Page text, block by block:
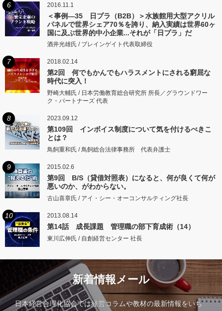
6 2016.11.1
＜事例―35 日プラ（B2B）＞水族館用大型アクリル
パネルで世界シェア70％を誇り、納入実績は世界60ヶ
国に及ぶ世界的中小企業...それが「日プラ」だ
酒井光雄氏 / ブレインゲイト代表取締役
7 2018.02.14
第2回 何でもかんでもハラスメントにされる窮屈な
時代に突入！
野崎大輔氏 / 日本労働教育総合研究所 所長／グラウンドワー
ク・パートナーズ 代表
8 2023.09.12
第109回 インボイス制度について気を付けるべきこ
とは？
鳥飼重和氏 / 鳥飼総合法律事務所 代表弁護士
9 2015.02.6
第9回 B/S（貸借対照表）になると、何が良くて何が
悪いのか、がわからない。
古山喜章氏 / アイ・シー・オーコンサルティング社長
10 2013.08.14
第14話 成長課題 管理職の部下育成術（14）
東川広伸氏 / 自創経営センター 社長
新着情報メール
日本経営合理化協会では経営コラムや教材の最新情報をいち